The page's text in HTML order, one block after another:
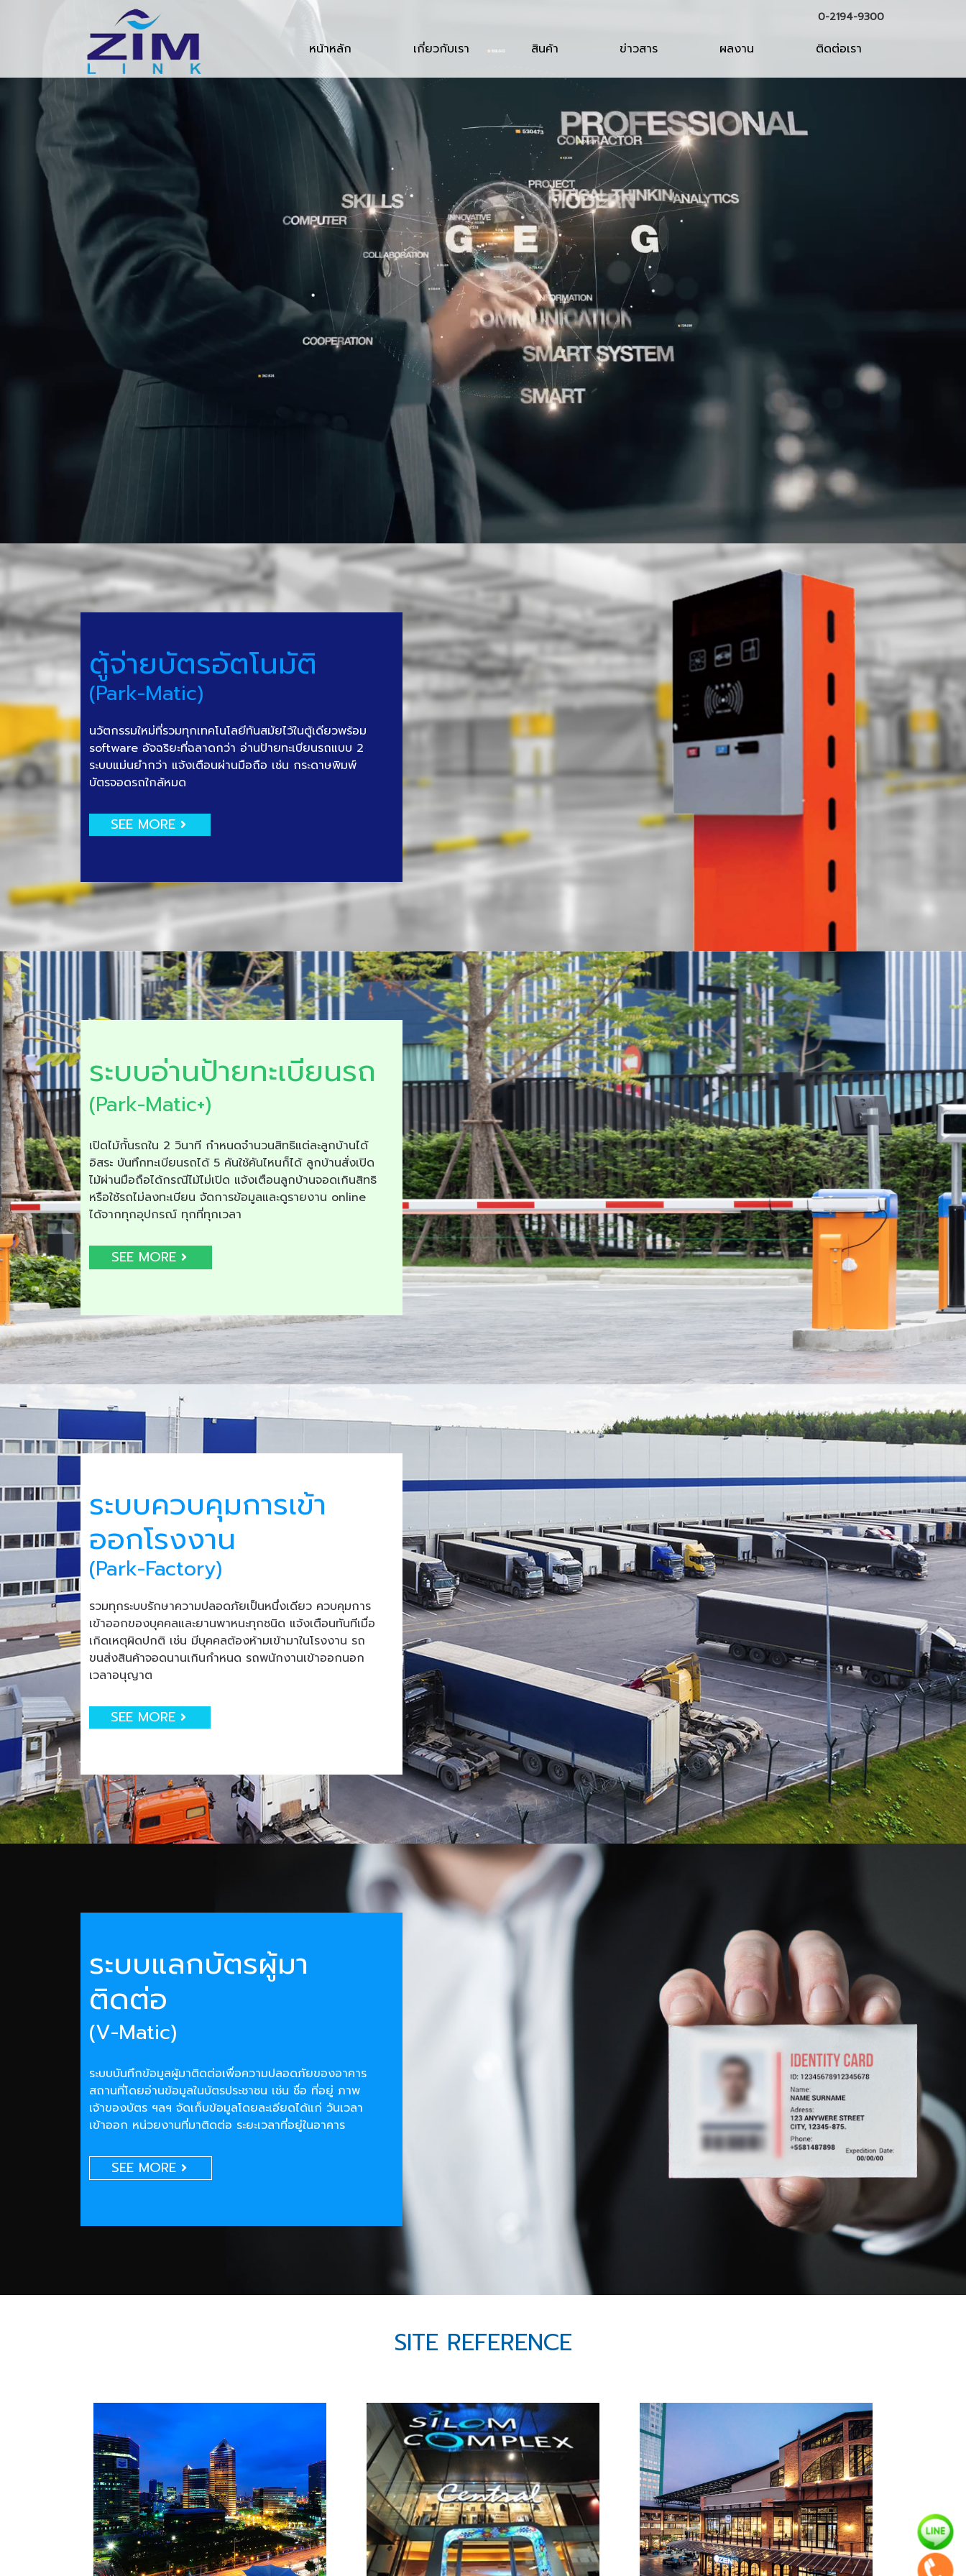
0-2194-9300
หน้าหลัก เกี่ยวกับเรา สินค้า ข่าวสาร ผลงาน ติดต่อเรา
ตู้จ่ายบัตรอัตโนมัติ
(Park-Matic)
นวัตกรรมใหม่ที่รวมทุกเทคโนโลยีทันสมัยไว้ในตู้เดียวพร้อม
software อัจฉริยะที่ฉลาดกว่า อ่านป้ายทะเบียนรถแบบ 2
ระบบแม่นยำกว่า แจ้งเตือนผ่านมือถือ เช่น กระดาษพิมพ์
บัตรจอดรถใกล้หมด
SEE MORE
ระบบอ่านป้ายทะเบียนรถ
(Park-Matic+)
เปิดไม้กั้นรถใน 2 วินาที กำหนดจำนวนสิทธิแต่ละลูกบ้านได้
อิสระ บันทึกทะเบียนรถได้ 5 คันใช้คันไหนก็ได้ ลูกบ้านสั่งเปิด
ไม้ผ่านมือถือได้กรณีไม้ไม่เปิด แจ้งเตือนลูกบ้านจอดเกินสิทธิ
หรือใช้รถไม่ลงทะเบียน จัดการข้อมูลและดูรายงาน online
ได้จากทุกอุปกรณ์ ทุกที่ทุกเวลา
SEE MORE
ระบบควบคุมการเข้า
ออกโรงงาน
(Park-Factory)
รวมทุกระบบรักษาความปลอดภัยเป็นหนึ่งเดียว ควบคุมการ
เข้าออกของบุคคลและยานพาหนะทุกชนิด แจ้งเตือนทันทีเมื่อ
เกิดเหตุผิดปกติ เช่น มีบุคคลต้องห้ามเข้ามาในโรงงาน รถ
ขนส่งสินค้าจอดนานเกินกำหนด รถพนักงานเข้าออกนอก
เวลาอนุญาต
SEE MORE
ระบบแลกบัตรผู้มา
ติดต่อ
(V-Matic)
ระบบบันทึกข้อมูลผู้มาติดต่อเพื่อความปลอดภัยของอาคาร
สถานที่โดยอ่านข้อมูลในบัตรประชาชน เช่น ชื่อ ที่อยู่ ภาพ
เจ้าของบัตร ฯลฯ จัดเก็บข้อมูลโดยละเอียดได้แก่ วันเวลา
เข้าออก หน่วยงานที่มาติดต่อ ระยะเวลาที่อยู่ในอาคาร
SEE MORE
SITE REFERENCE